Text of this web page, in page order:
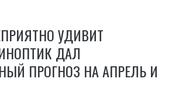
УДИВИТ
ДАЛ
ПРОГНОЗ НА АПРЕЛЬ И